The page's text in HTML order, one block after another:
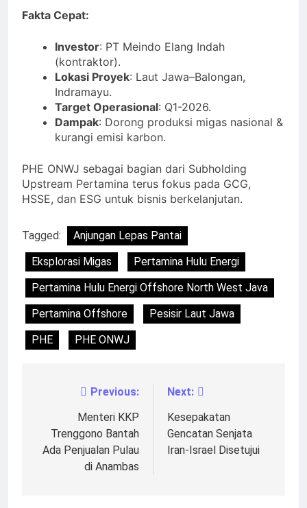
Fakta Cepat:
Investor: PT Meindo Elang Indah
(kontraktor).
Lokasi Proyek: Laut Jawa–Balongan,
Indramayu.
Target Operasional: Q1-2026.
Dampak: Dorong produksi migas nasional &
kurangi emisi karbon.
PHE ONWJ sebagai bagian dari Subholding
Upstream Pertamina terus fokus pada GCG,
HSSE, dan ESG untuk bisnis berkelanjutan.
Tagged:
Anjungan Lepas Pantai
Eksplorasi Migas
Pertamina Hulu Energi
Pertamina Hulu Energi Offshore North West Java
Pertamina Offshore
Pesisir Laut Jawa
PHE
PHE ONWJ
NavigasiPrevious:
Menteri KKP
Trenggono Bantah
Ada Penjualan Pulau
di Anambas
Next:
Kesepakatan
Gencatan Senjata
Iran-Israel Disetujui